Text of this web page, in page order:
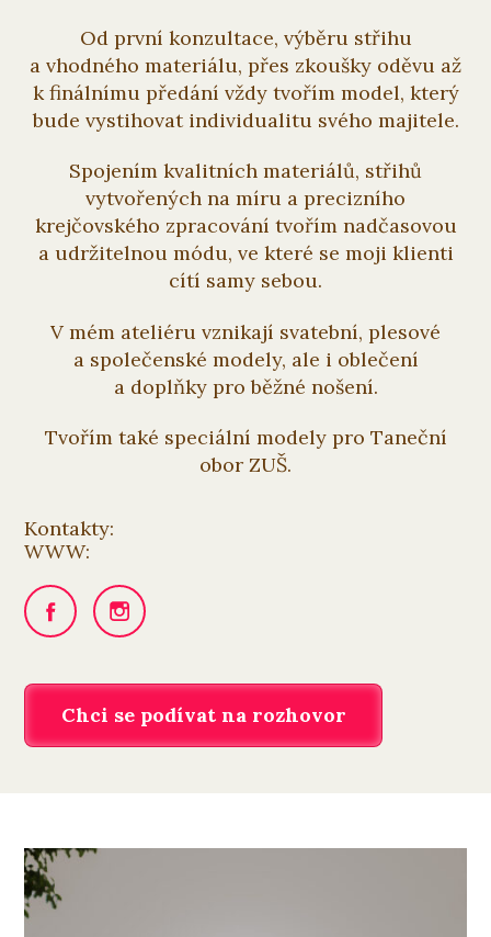
Od první konzultace, výběru střihu
a vhodného materiálu, přes zkoušky oděvu až
k finálnímu předání vždy tvořím model, který
bude vystihovat individualitu svého majitele.
Spojením kvalitních materiálů, střihů
vytvořených na míru a precizního
krejčovského zpracování tvořím nadčasovou
a udržitelnou módu, ve které se moji klienti
cítí samy sebou.
V mém ateliéru vznikají svatební, plesové
a společenské modely, ale i oblečení
a doplňky pro běžné nošení.
Tvořím také speciální modely pro Taneční
obor ZUŠ.
Kontakty:
WWW:
Chci se podívat na rozhovor